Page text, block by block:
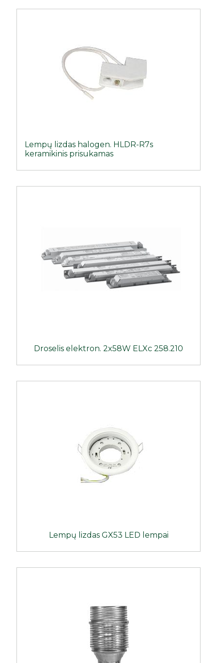
Lempų lizdas halogen. HLDR-R7s
keramikinis prisukamas
Droselis elektron. 2x58W ELXc 258.210
Lempų lizdas GX53 LED lempai